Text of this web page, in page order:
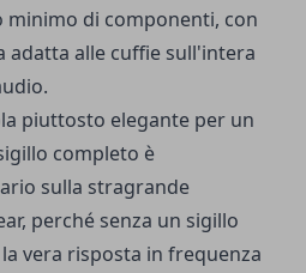
di componenti, con
adatta alle cuffie sull'intera
piuttosto elegante per un
completo è
sulla stragrande
perché senza un sigillo
vera risposta in frequenza